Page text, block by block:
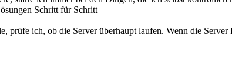
Schritt für Schritt
prüfe ich, ob die Server überhaupt laufen. Wenn die